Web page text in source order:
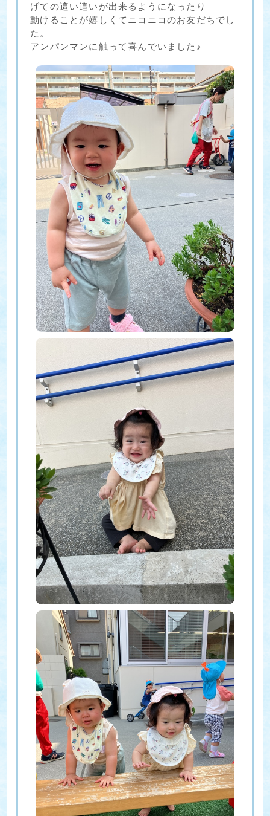
げての這い這いが出来るようになったり
動けることが嬉しくてニコニコのお友だちでし
た。
アンパンマンに触って喜んでいました♪